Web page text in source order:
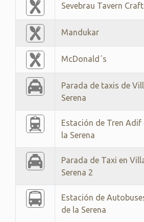
Sevebrau Tavern
Mandukar
McDonald´s
Parada de taxis de
Serena
Estación de Tren Adif
la Serena
Parada de Taxi en
Serena 2
Estación de
de la Serena